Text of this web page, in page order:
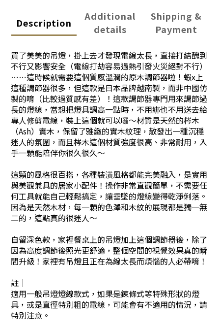
Description
Additional
details
Shipping &
Payment
買了美美的吊燈，掛上去才發現電線太長，直接打結醜到
不行又影響安全（電線打劫容易過熱引發火災絕對不行）
⋯⋯這時候就需要這個質感溫潤的原木調節器啦！蝦x上
這種調節器很多，但這款是日本品牌越南製，而非中國仿
製的唷（比較過質感有差）！這款調節器專門用來調節過
長的燈線，當想把燈具調高一點時，不用綁也不用送去給
專人修剪電線，裝上這個就可以囉～材質是天然的梣木
（Ash）實木，保留了雅緻的實木紋理，散發出一種沉穩
迷人的氛圍，而且梣木這個材質強度很高、非常耐用，入
手一顆能陪伴你很久很久～
這顆的風格很百搭，各種裝潢風格都能完美融入，是實用
與美觀兼具的居家小配件！操作非常直觀簡單，不需要任
何工具就能自己輕鬆搞定，讓垂墜的燈線變得乾淨俐落。
因為是天然木材，每一顆的色澤和木紋的展現都是獨一無
二的，這點真的很迷人～
自留深色款，家裡餐桌上的吊燈加上這個調節器後，除了
因為高度調節後照光更舒適，整個空間的視覺效果真的瞬
間升級！家裡有吊燈且正在為線太長而煩惱的人必帶唷！
註｜
適用一般吊燈燈線款式，如果是鍊條式等特殊形狀的燈
具，或是直徑特別粗的電線，可能會有不適用的情況，請
特別注意。